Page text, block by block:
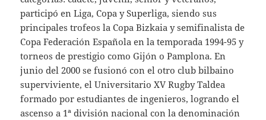
participó en Liga, Copa y Superliga, siendo sus
principales trofeos la Copa Bizkaia y semifinalista de
Copa Federación Española en la temporada 1994-95 y
torneos de prestigio como Gijón o Pamplona. En
junio del 2000 se fusionó con el otro club bilbaino
superviviente, el Universitario XV Rugby Taldea
formado por estudiantes de ingenieros, logrando el
ascenso a 1ª división nacional con la denominación